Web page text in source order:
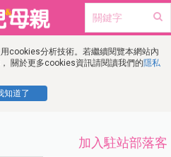
cookies分析技術。若繼續閱覽本網站內
關於更多cookies資訊請閱讀我們的隱私
知道了
加入駐站部落客